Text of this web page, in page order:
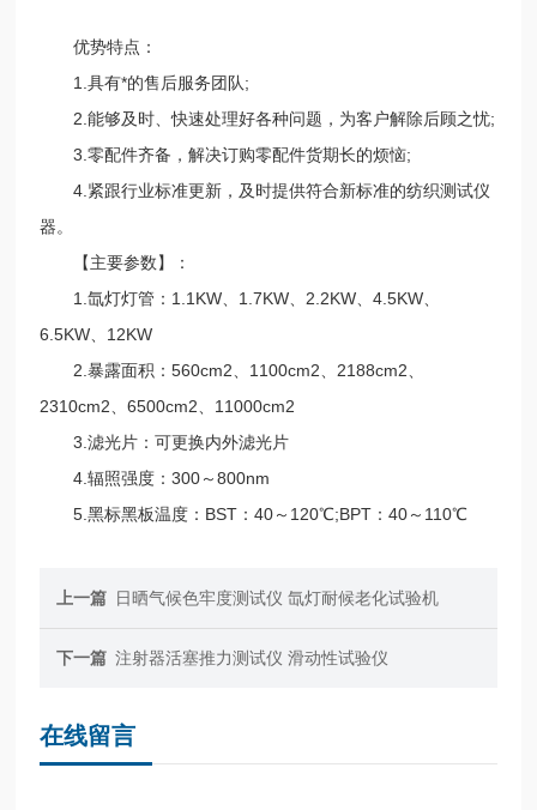
优势特点：
1.具有*的售后服务团队;
2.能够及时、快速处理好各种问题，为客户解除后顾之忧;
3.零配件齐备，解决订购零配件货期长的烦恼;
4.紧跟行业标准更新，及时提供符合新标准的纺织测试仪
器。
【主要参数】：
1.氙灯灯管：1.1KW、1.7KW、2.2KW、4.5KW、
6.5KW、12KW
2.暴露面积：560cm2、1100cm2、2188cm2、
2310cm2、6500cm2、11000cm2
3.滤光片：可更换内外滤光片
4.辐照强度：300～800nm
5.黑标黑板温度：BST：40～120℃;BPT：40～110℃
上一篇 日晒气候色牢度测试仪 氙灯耐候老化试验机
下一篇 注射器活塞推力测试仪 滑动性试验仪
在线留言